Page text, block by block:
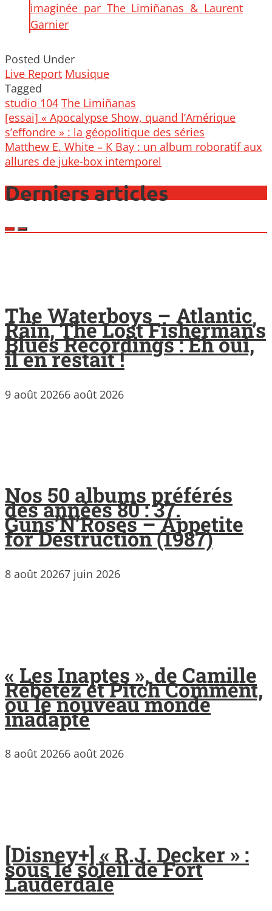
imaginée par The Limiñanas & Laurent
Garnier
Posted Under
Live Report Musique
Tagged
studio 104 The Limiñanas
Post
navigation
[essai] « Apocalypse Show, quand l’Amérique
s’effondre » : la géopolitique des séries
Matthew E. White – K Bay : un album roboratif aux
allures de juke-box intemporel
Derniers articles
The Waterboys – Atlantic
Rain, The Lost Fisherman’s
Blues Recordings : Eh oui,
il en restait !
9 août 20266 août 2026
Nos 50 albums préférés
des années 80 : 37.
Guns’N’Roses – Appetite
for Destruction (1987)
8 août 20267 juin 2026
« Les Inaptes », de Camille
Rebetez et Pitch Comment,
ou le nouveau monde
inadapté
8 août 20266 août 2026
[Disney+] « R.J. Decker » :
sous le soleil de Fort
Lauderdale